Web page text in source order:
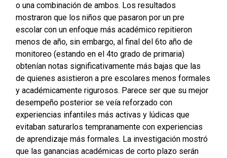
o una combinación de ambos. Los resultados
mostraron que los niños que pasaron por un pre
escolar con un enfoque más académico repitieron
menos de año, sin embargo, al final del 6to año de
monitoreo (estando en el 4to grado de primaria)
obtenían notas significativamente más bajas que las
de quienes asistieron a pre escolares menos formales
y académicamente rigurosos. Parece ser que su mejor
desempeño posterior se veía reforzado con
experiencias infantiles más activas y lúdicas que
evitaban saturarlos tempranamente con experiencias
de aprendizaje más formales. La investigación mostró
que las ganancias académicas de corto plazo serán